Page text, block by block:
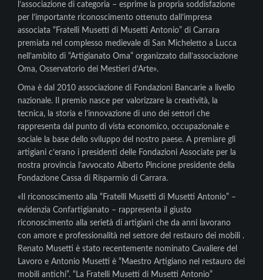
l’associazione di categoria – esprime la propria soddisfazione
per l’importante riconoscimento ottenuto dall’impresa
associata “Fratelli Musetti di Musetti Antonio” di Carrara
premiata nel complesso medievale di San Micheletto a Lucca
nell’ambito di “Artigianato Oma” organizzato dall’associazione
Oma, Osservatorio dei Mestieri d’Arte».
Oma è dal 2010 associazione di Fondazioni Bancarie a livello
nazionale. Il premio nasce per valorizzare la creatività, la
tecnica, la storia e l’innovazione di uno dei settori che
rappresenta dal punto di vista economico, occupazionale e
sociale la base dello sviluppo del nostro paese. A premiare gli
artigiani c’erano i presidenti delle Fondazioni Associate per la
nostra provincia l’avvocato Alberto Pincione presidente della
Fondazione Cassa di Risparmio di Carrara.
«Il riconoscimento alla “Fratelli Musetti di Musetti Antonio” –
evidenzia Confartigianato – rappresenta il giusto
riconoscimento alla serietà di artigiani che da anni lavorano
con amore e professionalità nel settore del restauro dei mobili .
Renato Musetti è stato recentemente nominato Cavaliere del
Lavoro e Antonio Musetti è “Maestro Artigiano nel restauro dei
mobili antichi”. “La Fratelli Musetti di Musetti Antonio”